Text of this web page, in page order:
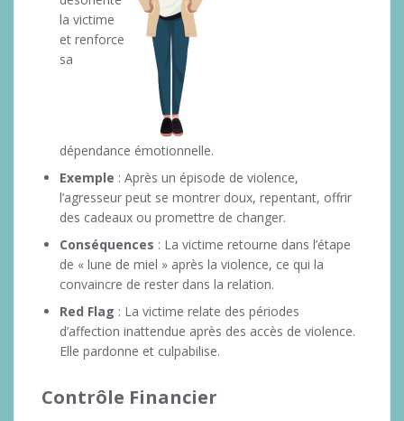
la victime
et renforce
sa
dépendance émotionnelle.
Exemple : Après un épisode de violence,
l’agresseur peut se montrer doux, repentant, offrir
des cadeaux ou promettre de changer.
Conséquences : La victime retourne dans l’étape
de « lune de miel » après la violence, ce qui la
convaincre de rester dans la relation.
Red Flag : La victime relate des périodes
d’affection inattendue après des accès de violence.
Elle pardonne et culpabilise.
Contrôle Financier